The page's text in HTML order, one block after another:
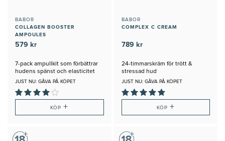
BABOR
COLLAGEN BOOSTER
AMPOULES
579 kr
7-pack ampullkit som förbättrar
hudens spänst och elasticitet
JUST NU: GÅVA PÅ KÖPET
KÖP+
BABOR
COMPLEX C CREAM
789 kr
24-timmarskräm för trött &
stressad hud
JUST NU: GÅVA PÅ KÖPET
KÖP +